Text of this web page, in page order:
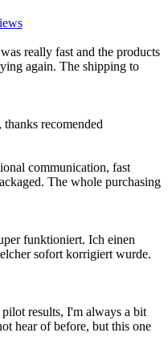
really fast and the products
again. The shipping to
recomended
communication, fast
The whole purchasing
funktioniert. Ich einen
sofort korrigiert wurde.
results, I'm always a bit
hear of before, but this one